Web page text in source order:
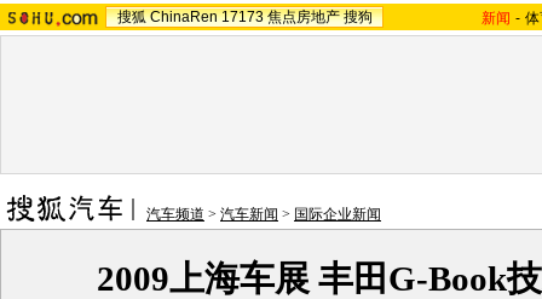
搜狐 ChinaRen 17173 焦点房地产 搜狗 新闻 -
汽车频道 > 汽车新闻 > 国际企业新闻
2009上海车展 丰田G-Book